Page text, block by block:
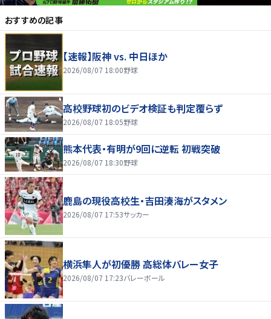
おすすめの記事
【速報】阪神 vs. 中日ほか
2026/08/07 18:00野球
高校野球初のビデオ検証も判定覆らず
2026/08/07 18:05野球
熊本代表・有明が9回に逆転 初戦突破
2026/08/07 18:30野球
鹿島の現役高校生・吉田湊海がスタメン
2026/08/07 17:53サッカー
横浜隼人が初優勝 高総体バレー女子
2026/08/07 17:23バレーボール